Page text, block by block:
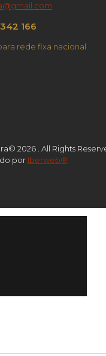
166
rede fixa nacional
2026 . All Rights
por Iberweb®